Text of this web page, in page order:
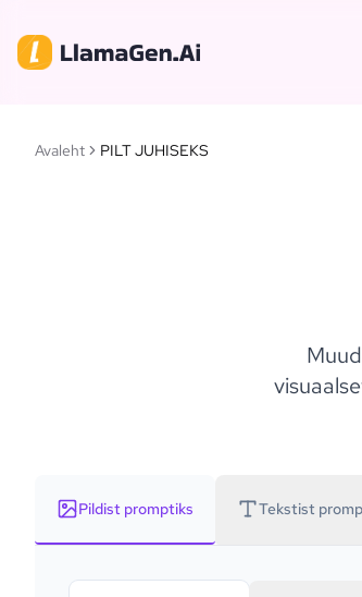
Avaleht PILT JUHISEKS
Pildist promptiks Tekstist